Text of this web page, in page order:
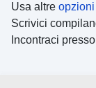
Usa altre
Scrivici
Incontraci